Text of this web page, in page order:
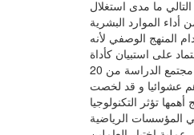
ما مدى استغلال
أداء الموارد البشرية
المنهج الوصفي لأنه
على استبيان كأداة
لجمع البيانات بحيث تكون مجتمع الدراسة من 20
عشوائيا و قد لخصت
أهمها تؤثر التكنولوجيا
المؤسسات الرياضية